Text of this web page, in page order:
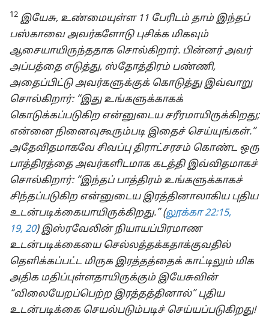
12 இயேசு, உண்மையுள்ள 11 பேரிடம் தாம் இந்தப்
பஸ்காவை அவர்களோடு புசிக்க மிகவும்
ஆசையாயிருந்ததாக சொல்கிறார். பின்னர் அவர்
அப்பத்தை எடுத்து, ஸ்தோத்திரம் பண்ணி,
அதைப்பிட்டு அவர்களுக்குக் கொடுத்து இவ்வாறு
சொல்கிறார்: “இது உங்களுக்காகக்
கொடுக்கப்படுகிற என்னுடைய சரீரமாயிருக்கிறது;
என்னை நினைவுகூரும்படி இதைச் செய்யுங்கள்.”
அதேவிதமாகவே சிவப்பு திராட்சரசம் கொண்ட ஒரு
பாத்திரத்தை அவர்களிடமாக கடத்தி இவ்விதமாகச்
சொல்கிறார்: “இந்தப் பாத்திரம் உங்களுக்காகச்
சிந்தப்படுகிற என்னுடைய இரத்தினாலாகிய புதிய
உடன்படிக்கையாயிருக்கிறது.” (லூக்கா 22:15,
19, 20) இஸ்ரவேலின் நியாயப்பிரமாண
உடன்படிக்கையை செல்லத்தக்கதாக்குவதில்
தெளிக்கப்பட்ட மிருக இரத்தத்தைக் காட்டிலும் மிக
அதிக மதிப்புள்ளதாயிருக்கும் இயேசுவின்
“விலையேறப்பெற்ற இரத்தத்தினால்” புதிய
உடன்படிக்கை செயல்படும்படிச் செய்யப்படுகிறது!